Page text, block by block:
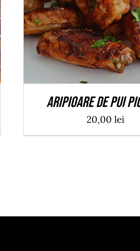
ADAUGĂ ÎN COȘ /
Aripioare de pui
20,00lei